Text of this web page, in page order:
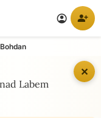
account_circle person_add
✕
Bohdan
Labem